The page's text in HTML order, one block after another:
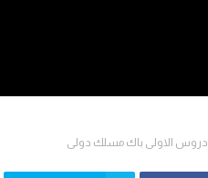
دروس الاولى باك مسلك دولي